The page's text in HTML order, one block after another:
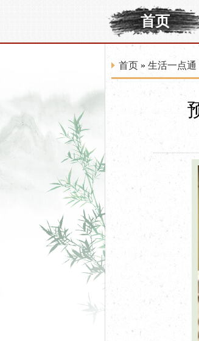
首页
首页 » 生活一点通